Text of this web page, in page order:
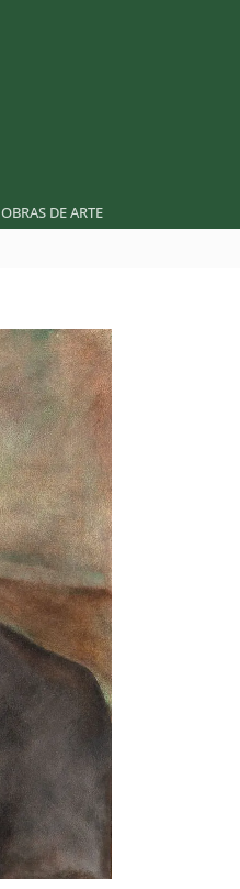
OBRAS DE ARTE